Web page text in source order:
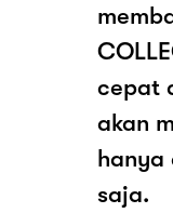
cepat
akan
hanya
saja.